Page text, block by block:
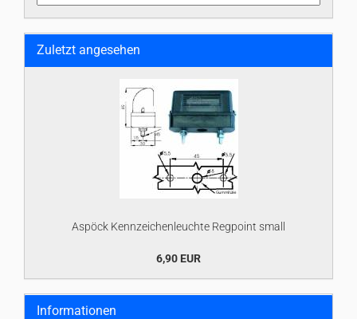
Zuletzt angesehen
Aspöck Kennzeichenleuchte Regpoint small
6,90 EUR
Informationen